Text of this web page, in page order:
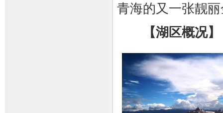
青海的又一张靓
【湖区概况】